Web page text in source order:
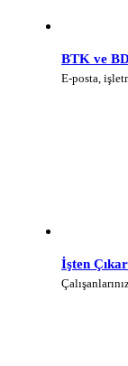
BTK ve
E-posta,
İşten